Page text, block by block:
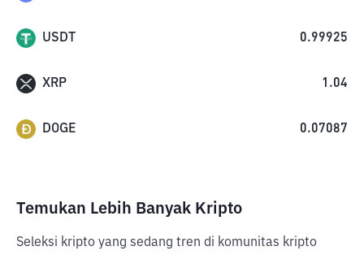
USDT 0.99925
XRP 1.04
DOGE 0.07087
Temukan Lebih Banyak Kripto
Seleksi kripto yang sedang tren di komunitas kripto